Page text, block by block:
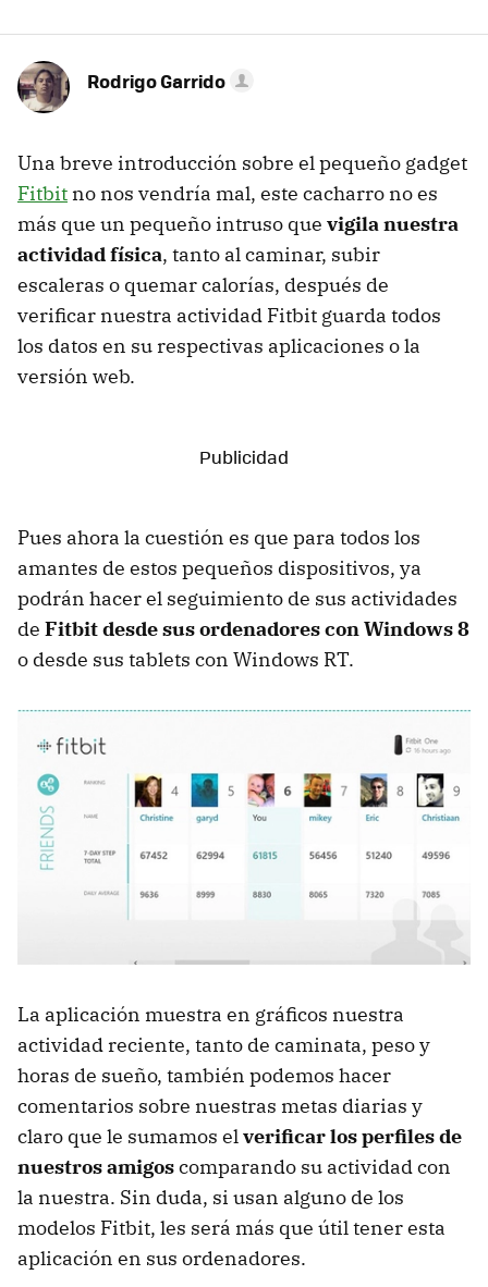
Rodrigo Garrido
Una breve introducción sobre el pequeño gadget
Fitbit no nos vendría mal, este cacharro no es
más que un pequeño intruso que vigila nuestra
actividad física, tanto al caminar, subir
escaleras o quemar calorías, después de
verificar nuestra actividad Fitbit guarda todos
los datos en su respectivas aplicaciones o la
versión web.
Pues ahora la cuestión es que para todos los
amantes de estos pequeños dispositivos, ya
podrán hacer el seguimiento de sus actividades
de Fitbit desde sus ordenadores con Windows 8
o desde sus tablets con Windows RT.
La aplicación muestra en gráficos nuestra
actividad reciente, tanto de caminata, peso y
horas de sueño, también podemos hacer
comentarios sobre nuestras metas diarias y
claro que le sumamos elverificar los perfiles de
nuestros amigoscomparando su actividad con
la nuestra. Sin duda, si usan alguno de los
modelos Fitbit, les será más que útil tener esta
aplicación en sus ordenadores.